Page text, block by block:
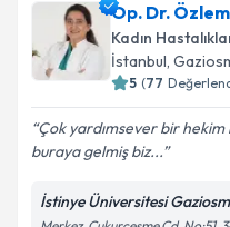
Op. Dr.
Kadın
İstanbul,
5 (77
Çok yardımsever bir
buraya gelmiş biz...
İstinye Üniversitesi